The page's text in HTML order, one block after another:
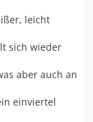
leicht
sich wieder
aber auch an
einviertel